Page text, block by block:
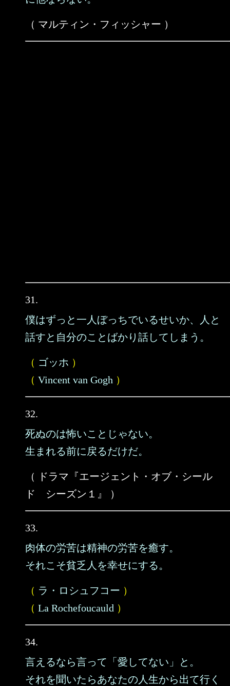
（ マルティン・フィッシャー ）
31.
僕はずっと一人ぼっちでいるせいか、人と
話すと自分のことばかり話してしまう。
（ ゴッホ ）
（ Vincent van Gogh ）
32.
死ぬのは怖いことじゃない。
生まれる前に戻るだけだ。
（ ドラマ『エージェント・オブ・シール
ド シーズン１』 ）
33.
肉体の労苦は精神の労苦を癒す。
それこそ貧乏人を幸せにする。
（ ラ・ロシュフコー ）
（ La Rochefoucauld ）
34.
言えるなら言って「愛してない」と。
それを聞いたらあなたの人生から出て行く